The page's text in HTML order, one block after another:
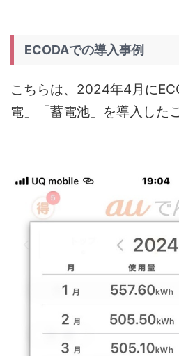
ECODAでの導入事例
こちらは、2024年4月に
電」「蓄電池」を導入した